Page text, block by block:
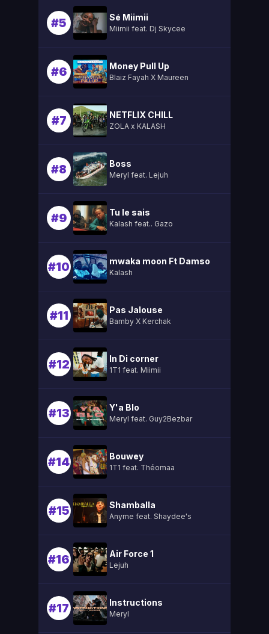
#5 Sé Miimii
Miimii feat. Dj Skycee
#6 Money Pull Up
Blaiz Fayah X Maureen
#7 NETFLIX CHILL
ZOLA x KALASH
#8 Boss
Meryl feat. Lejuh
#9 Tu le sais
Kalash feat.. Gazo
#10 mwaka moon Ft Damso
Kalash
#11 Pas Jalouse
Bamby X Kerchak
#12 In Di corner
1T1 feat. Miimii
#13 Y'a Blo
Meryl feat. Guy2Bezbar
#14 Bouwey
1T1 feat. Théomaa
#15 Shamballa
Anyme feat. Shaydee's
#16 Air Force 1
Lejuh
#17 Instructions
Meryl